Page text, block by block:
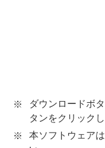
弊社は、本
ウェアの使
本ソフトウ
ダウンロードボ
タンをクリック
本ソフトウェア